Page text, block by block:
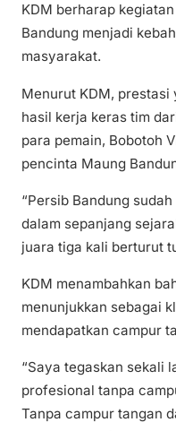
KDM berharap
Bandung menjadi
masyarakat.
Menurut KDM, prestasi
hasil kerja keras tim
para pemain, Bobotoh
pencinta Maung
“Persib Bandung
dalam sepanjang
juara tiga kali berturut
KDM menambahkan
menunjukkan sebagai
mendapatkan campur
“Saya tegaskan sekali
profesional tanpa
Tanpa campur tangan